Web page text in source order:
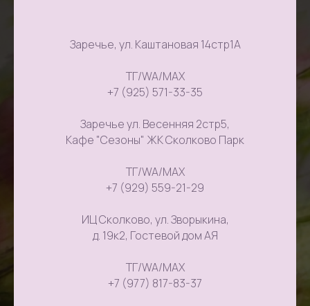
Заречье, ул. Каштановая 14стр1А
ТГ/WA/MAX
+7 (925) 571-33-35
Заречье ул. Весенняя 2стр5,
Кафе "Сезоны" ЖК Сколково Парк
ТГ/WA/MAX
+7 (929) 559-21-29
ИЦ Сколково, ул. Зворыкина,
д. 19к2, Гостевой дом АЯ
ТГ/WA/MAX
+7 (977) 817-83-37